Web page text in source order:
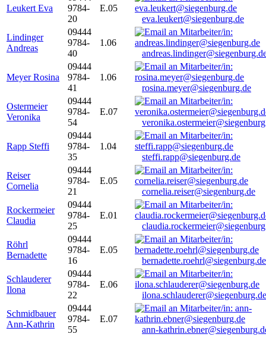
Leukert Eva
9784-
20
E.05
eva.leukert@siegenburg.de
Lindinger
Andreas
09444
9784-
40
1.06
Meyer Rosina
09444
9784-
41
1.06
rosina.meyer@siegenburg.de
Ostermeier
Veronika
09444
9784-
54
E.07
Rapp Steffi
09444
9784-
35
1.04
steffi.rapp@siegenburg.de
Reiser
Cornelia
09444
9784-
21
E.05
cornelia.reiser@siegenburg.de
Rockermeier
Claudia
09444
9784-
25
E.01
Röhrl
Bernadette
09444
9784-
16
E.05
bernadette.roehrl@siegenburg.de
Schlauderer
Ilona
09444
9784-
22
E.06
ilona.schlauderer@siegenburg.de
Schmidbauer
Ann-Kathrin
09444
9784-
55
E.07
ann-